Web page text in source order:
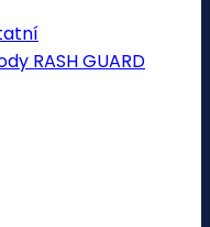
RASH GUARD